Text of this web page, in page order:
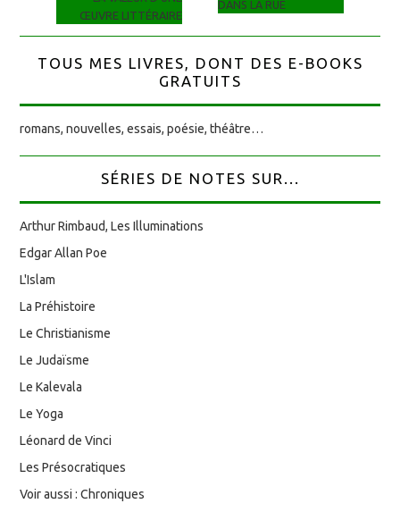
ŒUVRE LITTÉRAIRE
DANS LA RUE
TOUS MES LIVRES, DONT DES E-BOOKS
GRATUITS
romans, nouvelles, essais, poésie, théâtre…
SÉRIES DE NOTES SUR...
Arthur Rimbaud, Les Illuminations
Edgar Allan Poe
L'Islam
La Préhistoire
Le Christianisme
Le Judaïsme
Le Kalevala
Le Yoga
Léonard de Vinci
Les Présocratiques
Voir aussi : Chroniques